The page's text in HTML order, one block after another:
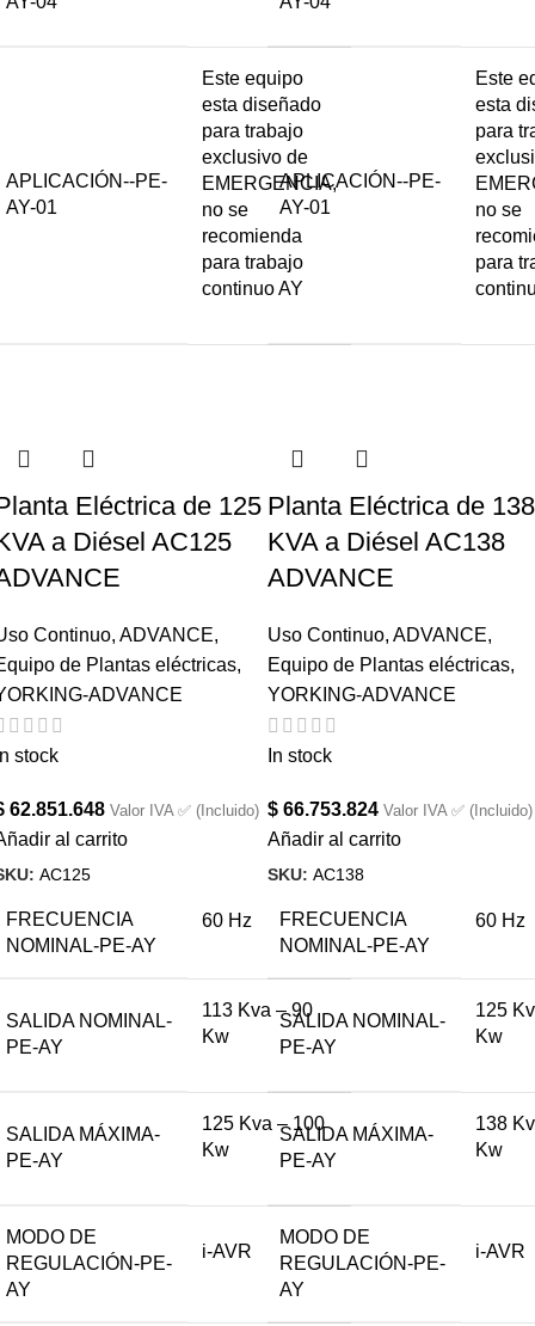
APLICACIÓN--PE-
AY-01
Este equipo
esta diseñado
para trabajo
exclusivo de
EMERGENCIA,
no se
recomienda
para trabajo
continuo AY
APLICACIÓN--PE-
AY-01
Este
esta
para
no se
para
Eléctrica de 125
a Diésel AC125
Continuo, ADVANCE,
de Plantas eléctricas,
ADVANCE
stock
62.851.648 Valor IVA ✅ (Incluido)
al carrito
AC125
FRECUENCIA
NOMINAL-PE-AY
60 Hz
SALIDA NOMINAL-
PE-AY
113 Kva – 90
Kw
SALIDA MÁXIMA-
PE-AY
125 Kva – 100
Kw
MODO DE
REGULACIÓN-PE-
AY
i-AVR
Planta Eléctrica de 138
KVA a Diésel AC138
ADVANCE
Uso Continuo, ADVANCE,
Equipo de Plantas eléctricas,
YORKING-ADVANCE
In stock
$ 66.753.824 Valor IVA ✅ (Incluido)
Añadir al carrito
SKU: AC138
FRECUENCIA
NOMINAL-PE-AY
60 Hz
SALIDA NOMINAL-
PE-AY
125
Kw
SALIDA MÁXIMA-
PE-AY
138
Kw
MODO DE
REGULACIÓN-PE-
AY
i-AVR